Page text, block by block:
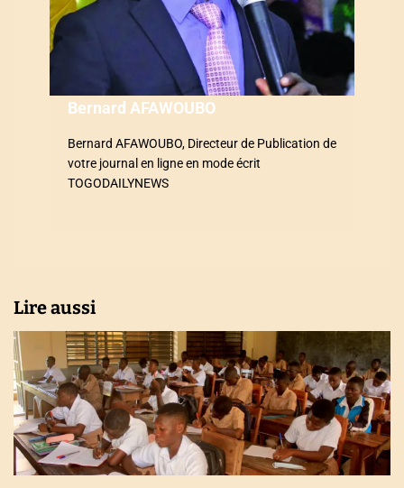
Bernard AFAWOUBO
Bernard AFAWOUBO, Directeur de Publication de
votre journal en ligne en mode écrit
TOGODAILYNEWS
Lire aussi